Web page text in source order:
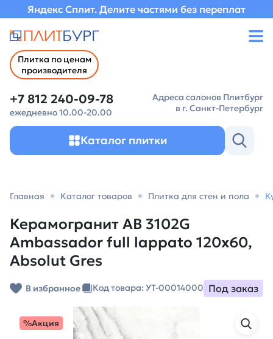
Яндекс Сплит. Делите частями без переплат
Плитка по ценам
производителя
+7 812 240-09-78
ежедневно 10.00-20.00
Адреса салонов Плитбург
в г. Санкт-Петербург
Каталог плитки
Главная Каталог товаров Плитка для стен и пола
Керамогранит AB 3102G
Ambassador full lappato 120x60,
Absolut Gres
В избранное Код товара: УТ-00014000 Под заказ
%Акция